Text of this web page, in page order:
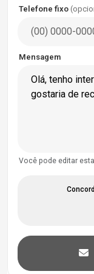
Telefone fixo
Mensagem
Você pode editar